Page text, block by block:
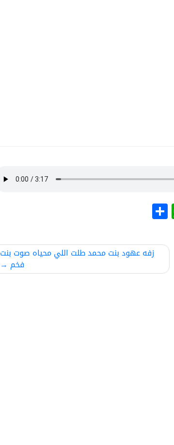
WhatsApp
زفه عهود بنت محمد طلت اللي محياه صوت بنت
فخم